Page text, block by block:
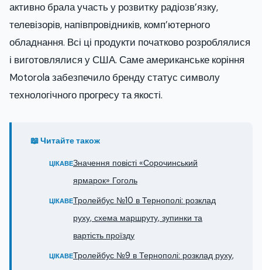
активно брала участь у розвитку радіозв’язку,
телевізорів, напівпровідників, комп’ютерного
обладнання. Всі ці продукти початково розроблялися
і виготовлялися у США. Саме американське коріння
Motorola забезпечило бренду статус символу
технологічного прогресу та якості.
📖 Читайте також
ЦІКАВЕЗначення повісті «Сорочинський
ярмарок» Гоголь
ЦІКАВЕТролейбус №10 в Тернополі: розклад
руху, схема маршруту, зупинки та
вартість проїзду
ЦІКАВЕТролейбус №9 в Тернополі: розклад руху,